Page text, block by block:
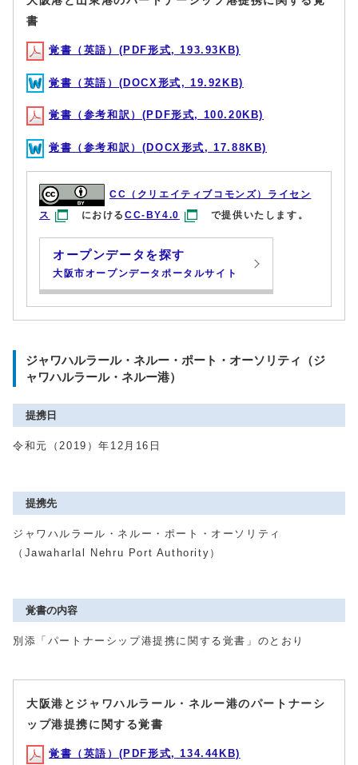
書
覚書（英語）(PDF形式, 193.93KB)
覚書（英語）(DOCX形式, 19.92KB)
覚書（参考和訳）(PDF形式, 100.20KB)
覚書（参考和訳）(DOCX形式, 17.88KB)
CC（クリエイティブコモンズ）ライセン
ス
におけるCC-BY4.0 で提供いたします。
オープンデータを探す
大阪市オープンデータポータルサイト
ジャワハルラール・ネルー・ポート・オーソリティ（ジ
ャワハルラール・ネルー港）
提携日
令和元（2019）年12月16日
提携先
ジャワハルラール・ネルー・ポート・オーソリティ
（Jawaharlal Nehru Port Authority）
覚書の内容
別添「パートナーシップ港提携に関する覚書」のとおり
大阪港とジャワハルラール・ネルー港のパートナーシ
ップ港提携に関する覚書
覚書（英語）(PDF形式, 134.44KB)